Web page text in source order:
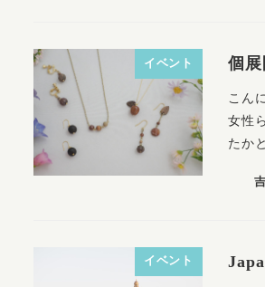
イベント 個
こん
女性
たか
イベント